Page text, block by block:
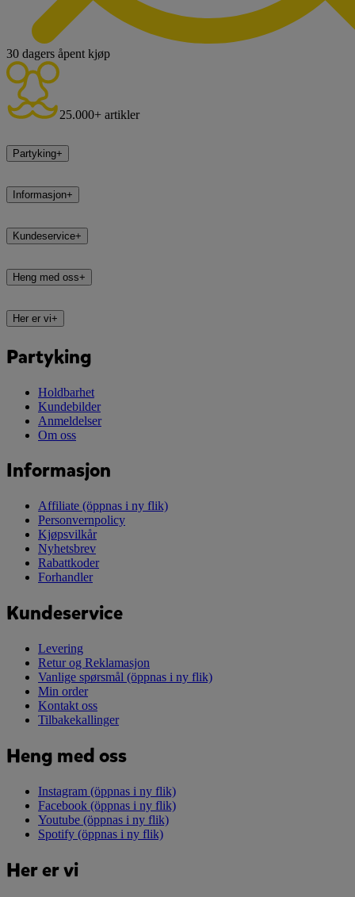
30 dagers åpent kjøp
25.000+ artikler
Partyking+
Informasjon+
Kundeservice+
Heng med oss+
Her er vi+
Partyking
Holdbarhet
Kundebilder
Anmeldelser
Om oss
Informasjon
Affiliate (öppnas i ny flik)
Personvernpolicy
Kjøpsvilkår
Nyhetsbrev
Rabattkoder
Forhandler
Kundeservice
Levering
Retur og Reklamasjon
Vanlige spørsmål (öppnas i ny flik)
Min order
Kontakt oss
Tilbakekallinger
Heng med oss
Instagram (öppnas i ny flik)
Facebook (öppnas i ny flik)
Youtube (öppnas i ny flik)
Spotify (öppnas i ny flik)
Her er vi